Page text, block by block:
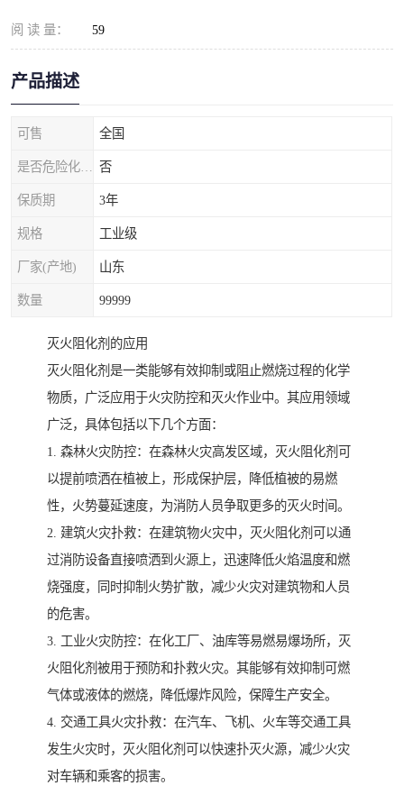
阅 读 量： 59
产品描述
可售 全国
否
保质期 3年
规格 工业级
厂家(产地) 山东
数量 99999
灭火阻化剂的应用
灭火阻化剂是一类能够有效抑制或阻止燃烧过程的化学
物质，广泛应用于火灾防控和灭火作业中。其应用领域
广泛，具体包括以下几个方面：
1. 森林火灾防控：在森林火灾高发区域，灭火阻化剂可
以提前喷洒在植被上，形成保护层，降低植被的易燃
性，火势蔓延速度，为消防人员争取更多的灭火时间。
2. 建筑火灾扑救：在建筑物火灾中，灭火阻化剂可以通
过消防设备直接喷洒到火源上，迅速降低火焰温度和燃
烧强度，同时抑制火势扩散，减少火灾对建筑物和人员
的危害。
3. 工业火灾防控：在化工厂、油库等易燃易爆场所，灭
火阻化剂被用于预防和扑救火灾。其能够有效抑制可燃
气体或液体的燃烧，降低爆炸风险，保障生产安全。
4. 交通工具火灾扑救：在汽车、飞机、火车等交通工具
发生火灾时，灭火阻化剂可以快速扑灭火源，减少火灾
对车辆和乘客的损害。